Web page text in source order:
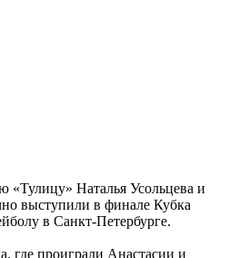
«Тулицу» Наталья Усольцева и
выступили в финале Кубка
в Санкт-Петербурге.
где проиграли Анастасии и